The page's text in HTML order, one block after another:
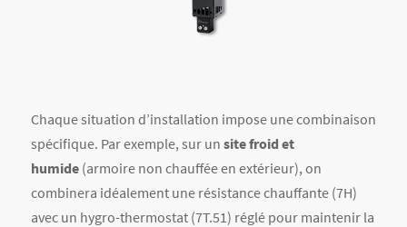
Chaque situation d’installation impose une combinaison
spécifique. Par exemple, sur un site froid et
humide (armoire non chauffée en extérieur), on
combinera idéalement une résistance chauffante (7H)
avec un hygro-thermostat (7T.51) réglé pour maintenir la